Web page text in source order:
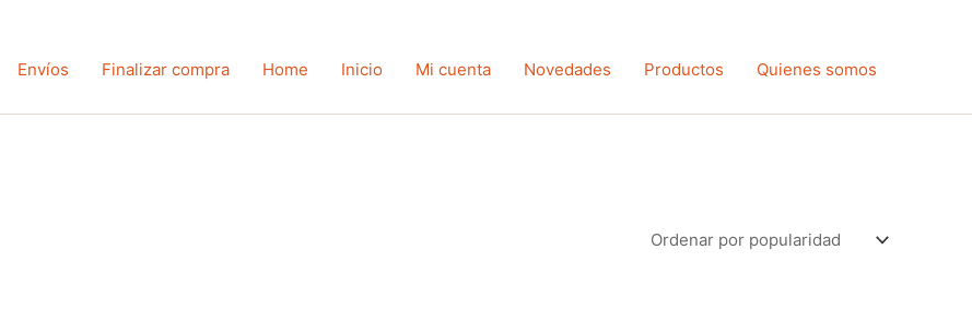
Envíos Finalizar compra Home Inicio Mi cuenta Novedades Productos Quienes somos